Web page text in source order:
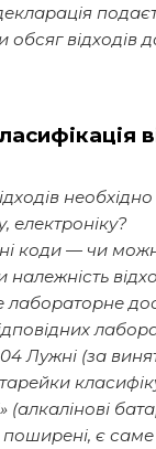
відходів
необхідно
електроніку?
коди — чи
належність
лабораторне
Лужні (за
(алкалінові
є